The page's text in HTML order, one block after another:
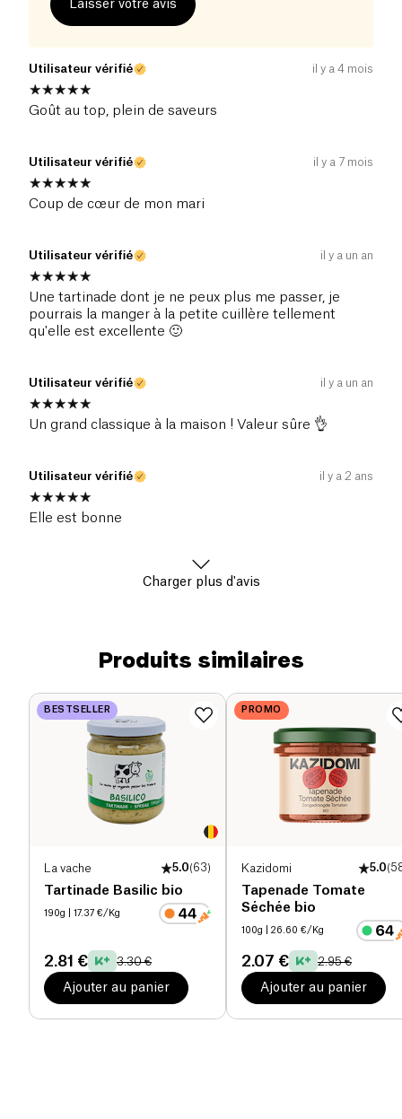
Laisser votre avis
Utilisateur vérifié il y a 4 mois
Goût au top, plein de saveurs
Utilisateur vérifié il y a 7 mois
Coup de cœur de mon mari
Utilisateur vérifié il y a un an
Une tartinade dont je ne peux plus me passer, je
pourrais la manger à la petite cuillère tellement
qu'elle est excellente 🙂
Utilisateur vérifié il y a un an
Un grand classique à la maison ! Valeur sûre 👌
Utilisateur vérifié il y a 2 ans
Elle est bonne
Charger plus d'avis
Produits similaires
BESTSELLER
La vache 5.0(63)
Tartinade Basilic bio
190g | 17.37 €/Kg
2.81 € 3.30 €
Ajouter au panier
PROMO
Kazidomi 5.0(
Tapenade Tomate
Séchée bio
100g | 26.60 €/Kg
2.07 € 2.95 €
Ajouter au panier